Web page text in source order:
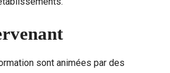
sont animées par des